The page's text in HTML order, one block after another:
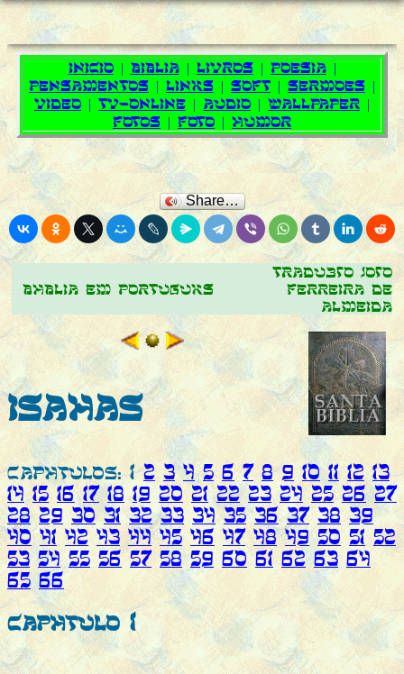
Share…
Bíblia em português
Tradução João
Ferreira de
Almeida
ISAÍAS
CAPÍTULOS: 12 3 4 5 6 7 8 9 10 11 12 13
14 15 16 17 18 19 20 21 22 23 24 25 26 27
28 29 30 31 32 33 34 35 36 37 38 39
40 41 42 43 44 45 46 47 48 49 50 51 52
53 54 55 56 57 58 59 60 61 62 63 64
65 66
Capítulo 1